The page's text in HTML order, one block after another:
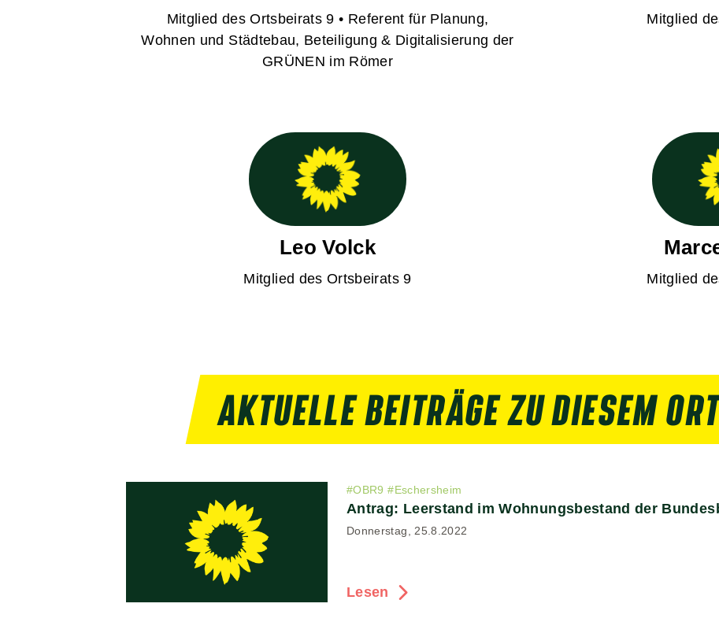
Mitglied des Ortsbeirats 9 • Referent für Planung,
Wohnen und Städtebau, Beteiligung & Digitalisierung der
GRÜNEN im Römer
Mitglied
Leo Volck
Mitglied des Ortsbeirats 9 Mitglied
AKTUELLE BEITRÄGE ZU DIESEM
#OBR9 #Eschersheim
Antrag: Leerstand im Wohnungsbestand der
Donnerstag, 25.8.2022
Lesen